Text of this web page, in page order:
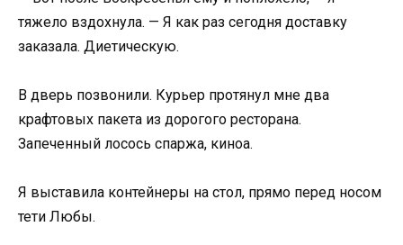
тяжело вздохнула. — Я как раз сегодня доставку
заказала. Диетическую.
В дверь позвонили. Курьер протянул мне два
крафтовых пакета из дорогого ресторана.
Запеченный лосось спаржа, киноа.
Я выставила контейнеры на стол, прямо перед носом
тети Любы.